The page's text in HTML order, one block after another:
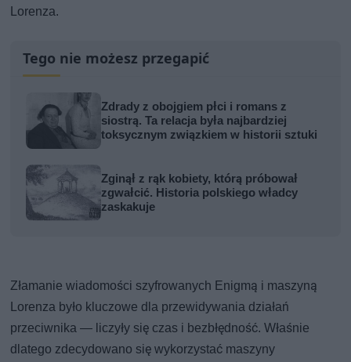
Lorenza.
Tego nie możesz przegapić
Zdrady z obojgiem płci i romans z
siostrą. Ta relacja była najbardziej
toksycznym związkiem w historii sztuki
Zginął z rąk kobiety, którą próbował
zgwałcić. Historia polskiego władcy
zaskakuje
Złamanie wiadomości szyfrowanych Enigmą i maszyną
Lorenza było kluczowe dla przewidywania działań
przeciwnika — liczyły się czas i bezbłędność. Właśnie
dlatego zdecydowano się wykorzystać maszyny